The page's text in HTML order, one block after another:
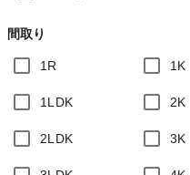
間取り
1R 1K
1LDK 2K
2LDK 3K